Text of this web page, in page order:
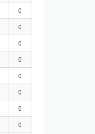
0
0
0
0
0
0
0
0